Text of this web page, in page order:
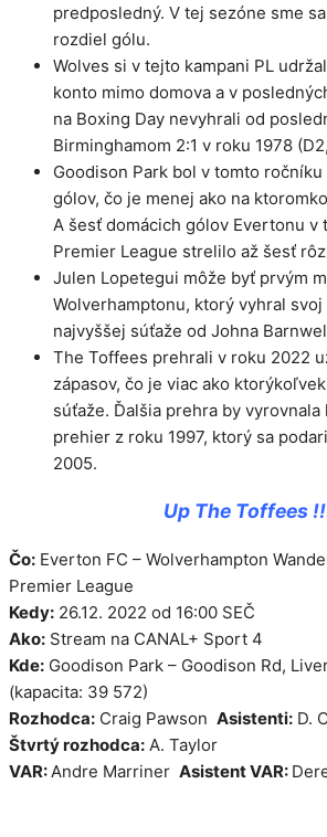
predposledný. V tej sezóne sme
rozdiel gólu.
Wolves si v tejto kampani PL
konto mimo domova a v
na Boxing Day nevyhrali od
Birminghamom 2:1 v roku 1978
Goodison Park bol v tomto ročníku
gólov, čo je menej ako na
A šesť domácich gólov Evertonu v
Premier League strelilo až šesť
Julen Lopetegui môže byť prvým
Wolverhamptonu, ktorý vyhral svoj
najvyššej súťaže od Johna
The Toffees prehrali v roku 2022
zápasov, čo je viac ako
súťaže. Ďalšia prehra by vyrovnala
prehier z roku 1997, ktorý sa
2005.
Up The Toffees
Čo: Everton FC – Wolverhampton
Premier League
Kedy: 26.12. 2022 od 16:00 SEČ
Ako: Stream na CANAL+ Sport 4
Kde: Goodison Park – Goodison Rd,
(kapacita: 39 572)
Rozhodca: Craig Pawson Asistenti: D.
Štvrtý rozhodca: A. Taylor
VAR: Andre Marriner Asistent VAR: